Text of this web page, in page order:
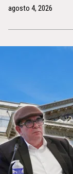
agosto 4, 2026